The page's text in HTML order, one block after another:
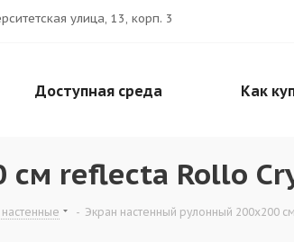
улица, 13, корп. 3
Доступная среда Как
см reflecta Rollo
- Экран настенный рулонный 200x200